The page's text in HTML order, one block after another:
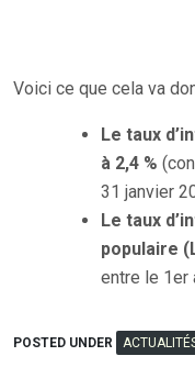
Voici ce que cela va
Le taux
à 2,4 %
31 janvier
Le taux
populaire
entre le 1er
POSTED UNDER